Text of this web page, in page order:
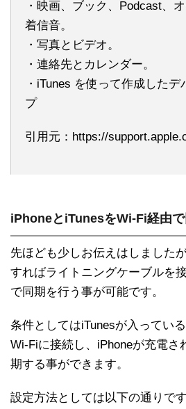
・映画、ブック、Podcast、
着信音。
・写真とビデオ。
・連絡先とカレンダー。
・iTunes を使って作成した
プ
引用元：https://
iPhoneとiTunesをWi-Fi経由
先ほども少しお伝えはしました
すればライトニングケーブルを
で同期を行う事が可能です。
条件としてはiTunesが入ってい
Wi-Fiに接続し、iPhoneが充電さ
期する事ができます。
設定方法としては以下の通りで